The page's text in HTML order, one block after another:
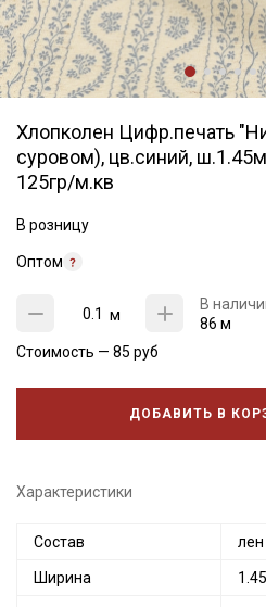
Хлопколен Цифр.печать
суровом), цв.синий,
125гр/м.кв
В розницу
Оптом
м
В
86 м
Стоимость — 85 руб
ДОБАВИТЬ В
Характеристики
Состав лен
Ширина